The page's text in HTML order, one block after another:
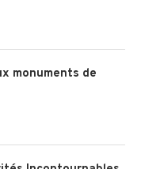
monuments de